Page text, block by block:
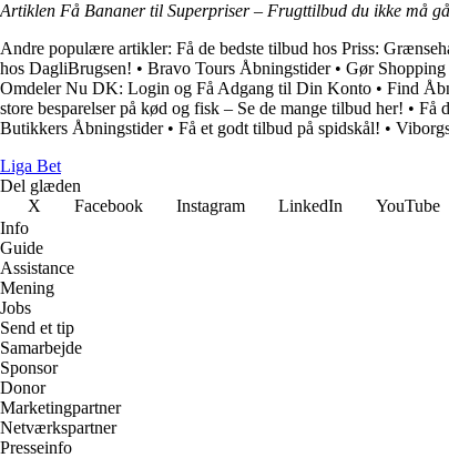
Artiklen Få Bananer til Superpriser – Frugttilbud du ikke må
Andre populære artikler: Få de bedste tilbud hos Priss:
hos DagliBrugsen! • Bravo Tours Åbningstider• Gør
Omdeler Nu DK: Login og Få Adgang til Din Konto • Find
store besparelser på kød og fisk – Se de mange tilbud her! • Få
Butikkers Åbningstider• Få et godt tilbud på spidskål! •
Liga Bet
Del glæden
X
Facebook Instagram LinkedIn YouTube
Info
Guide
Assistance
Mening
Jobs
Send et tip
Samarbejde
Sponsor
Donor
Marketingpartner
Netværkspartner
Presseinfo